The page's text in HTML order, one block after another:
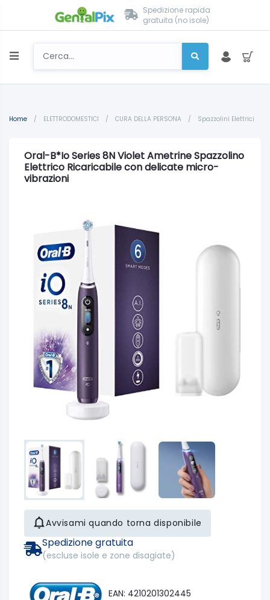
Spedizione rapida
gratuita (no isole)
Home / ELETTRODOMESTICI / CURA DELLA PERSONA / Spazzolini Elettrici
Oral-B*Io Series 8N Violet Ametrine Spazzolino
Elettrico Ricaricabile con delicate micro-
vibrazioni
Avvisami quando torna disponibile
Spedizione gratuita
(escluse isole e zone disagiate)
EAN: 4210201302445